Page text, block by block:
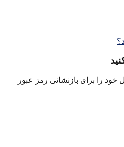
خود را برای بازنشانی رمز عبور